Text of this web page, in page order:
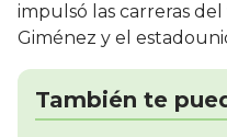
impulsó las carreras
Giménez y el
También te